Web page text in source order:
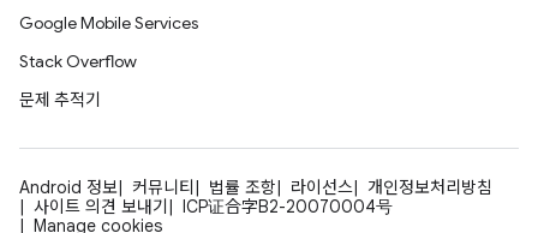
Google Mobile Services
Stack Overflow
문제 추적기
Android 정보 커뮤니티 법률 조항 라이선스
개인정보처리방침
사이트 의견 보내기
ICP证合字B2-20070004号
Manage cookies